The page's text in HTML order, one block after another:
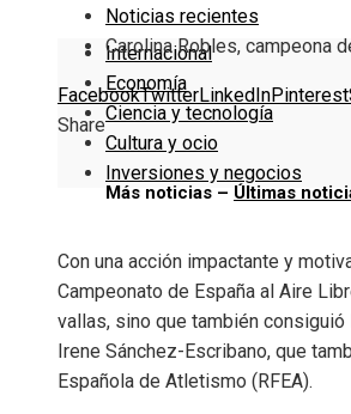
Internacional
Economía
Ciencia y tecnología
Cultura y ocio
Inversiones y negocios
Noticias recientes
Carolina Robles, campeona
FacebookTwitterLinkedInPinterest
Share
Más noticias – Últimas
Con una acción impactante y
Campeonato de España al Aire
vallas, sino que también
Irene Sánchez-Escribano, que
Española de Atletismo (RFEA).